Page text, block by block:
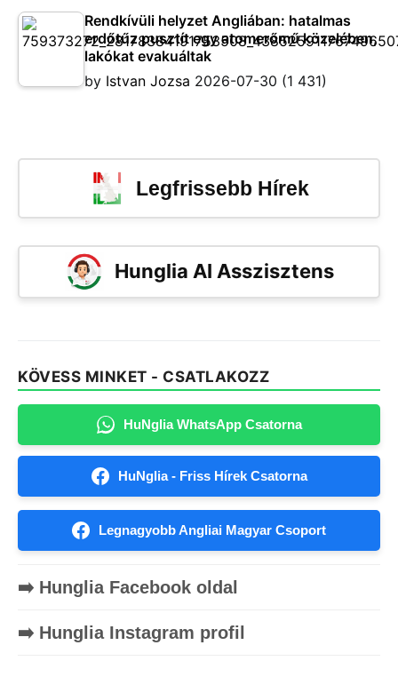
Rendkívüli helyzet Angliában: hatalmas
erdőtűz pusztít egy atomerőmű közelében,
lakókat evakuáltak
by Istvan Jozsa 2026-07-30 (1 431)
Legfrissebb Hírek
Hunglia AI Asszisztens
KÖVESS MINKET - CSATLAKOZZ
HuNglia WhatsApp Csatorna
HuNglia - Friss Hírek Csatorna
Legnagyobb Angliai Magyar Csoport
➡️ Hunglia Facebook oldal
➡️ Hunglia Instagram profil